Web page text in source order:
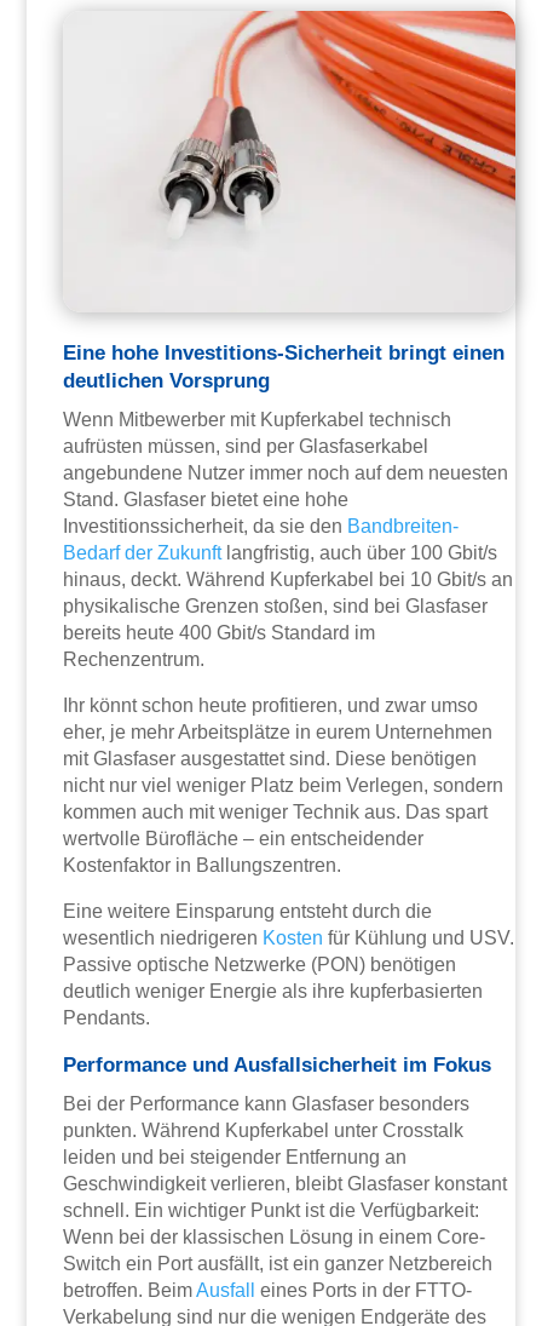
Eine hohe Investitions-Sicherheit bringt einen
deutlichen Vorsprung
Wenn Mitbewerber mit Kupferkabel technisch
aufrüsten müssen, sind per Glasfaserkabel
angebundene Nutzer immer noch auf dem neuesten
Stand. Glasfaser bietet eine hohe
Investitionssicherheit, da sie den Bandbreiten-
Bedarf der Zukunftlangfristig, auch über 100 Gbit/s
hinaus, deckt. Während Kupferkabel bei 10 Gbit/s an
physikalische Grenzen stoßen, sind bei Glasfaser
bereits heute 400 Gbit/s Standard im
Rechenzentrum.
Ihr könnt schon heute profitieren, und zwar umso
eher, je mehr Arbeitsplätze in eurem Unternehmen
mit Glasfaser ausgestattet sind. Diese benötigen
nicht nur viel weniger Platz beim Verlegen, sondern
kommen auch mit weniger Technik aus. Das spart
wertvolle Bürofläche – ein entscheidender
Kostenfaktor in Ballungszentren.
Eine weitere Einsparung entsteht durch die
wesentlich niedrigeren Kosten für Kühlung und USV.
Passive optische Netzwerke (PON) benötigen
deutlich weniger Energie als ihre kupferbasierten
Pendants.
Performance und Ausfallsicherheit im Fokus
Bei der Performance kann Glasfaser besonders
punkten. Während Kupferkabel unter Crosstalk
leiden und bei steigender Entfernung an
Geschwindigkeit verlieren, bleibt Glasfaser konstant
schnell. Ein wichtiger Punkt ist die Verfügbarkeit:
Wenn bei der klassischen Lösung in einem Core-
Switch ein Port ausfällt, ist ein ganzer Netzbereich
betroffen. BeimAusfall
eines Ports in der FTTO-
Verkabelung sind nur die wenigen Endgeräte des